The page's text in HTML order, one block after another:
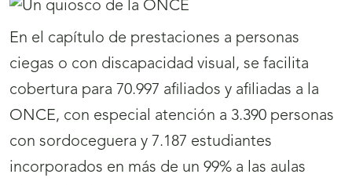
En el capítulo de prestaciones a personas
ciegas o con discapacidad visual, se facilita
cobertura para 70.997 afiliados y afiliadas a la
ONCE, con especial atención a 3.390 personas
con sordoceguera y 7.187 estudiantes
incorporados en más de un 99% a las aulas